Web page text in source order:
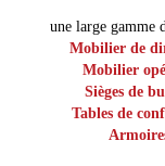
une large gamme
Mobilier de
Mobilier
Sièges de
Tables de